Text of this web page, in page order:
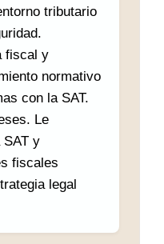
tributario
fiscal y
normativo
con la SAT.
Le
SAT y
fiscales
legal